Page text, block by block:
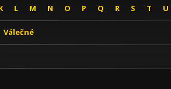
L M N O P Q R S T U
Válečné